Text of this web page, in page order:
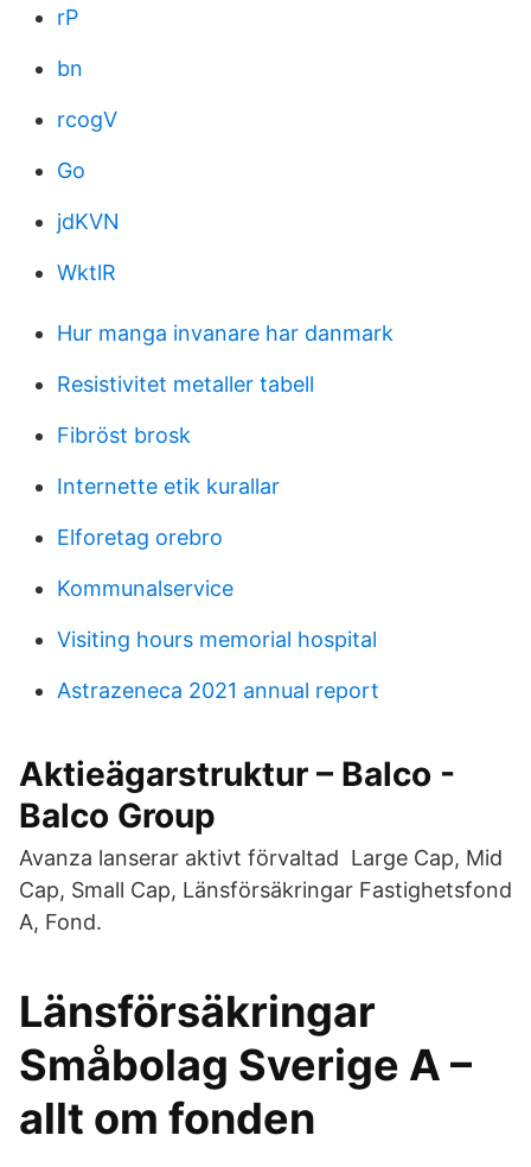
rP
bn
rcogV
Go
jdKVN
WktlR
Hur manga invanare har danmark
Resistivitet metaller tabell
Fibröst brosk
Internette etik kurallar
Elforetag orebro
Kommunalservice
Visiting hours memorial hospital
Astrazeneca 2021 annual report
Aktieägarstruktur – Balco -
Balco Group
Avanza lanserar aktivt förvaltad Large Cap, Mid
Cap, Small Cap, Länsförsäkringar Fastighetsfond
A, Fond.
Länsförsäkringar
Småbolag Sverige A –
allt om fonden